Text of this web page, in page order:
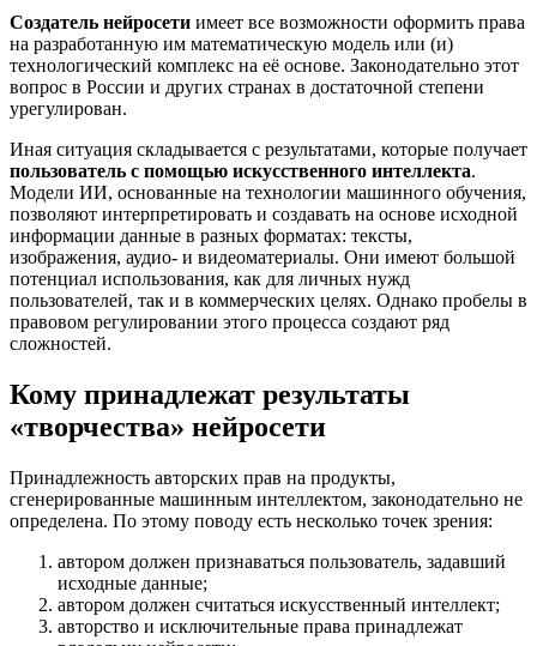
Создатель нейросети имеет все возможности оформить права
на разработанную им математическую модель или (и)
технологический комплекс на её основе. Законодательно этот
вопрос в России и других странах в достаточной степени
урегулирован.
Иная ситуация складывается с результатами, которые получает
пользователь с помощью искусственного интеллекта.
Модели ИИ, основанные на технологии машинного обучения,
позволяют интерпретировать и создавать на основе исходной
информации данные в разных форматах: тексты,
изображения, аудио- и видеоматериалы. Они имеют большой
потенциал использования, как для личных нужд
пользователей, так и в коммерческих целях. Однако пробелы в
правовом регулировании этого процесса создают ряд
сложностей.
Кому принадлежат результаты
«творчества» нейросети
Принадлежность авторских прав на продукты,
сгенерированные машинным интеллектом, законодательно не
определена. По этому поводу есть несколько точек зрения:
автором должен признаваться пользователь, задавший
исходные данные;
автором должен считаться искусственный интеллект;
авторство и исключительные права принадлежат